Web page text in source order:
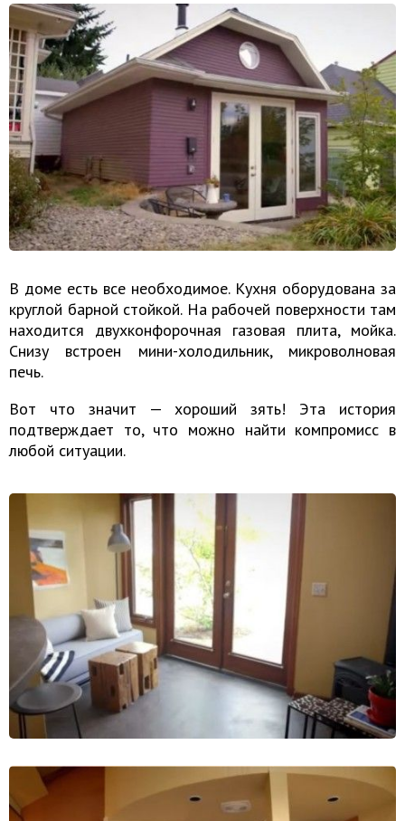
В доме есть все необходимое. Кухня оборудована за
круглой барной стойкой. На рабочей поверхности там
находится двухконфорочная газовая плита, мойка.
Снизу встроен мини-холодильник, микроволновая
печь.
Вот что значит — хороший зять! Эта история
подтверждает то, что можно найти компромисс в
любой ситуации.